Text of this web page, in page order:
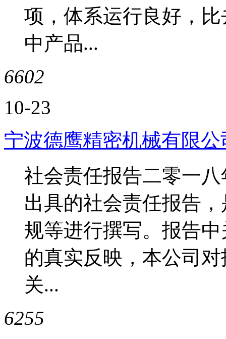
项，体系运行良好，
中产品...
6602
10-23
宁波德鹰精密机械有限
社会责任报告二零一
出具的社会责任报告
规等进行撰写。报告
的真实反映，本公司
关...
6255